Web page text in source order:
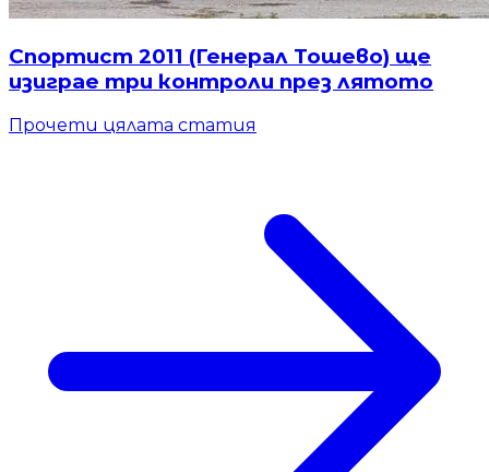
Спортист 2011 (Генерал Тошево) ще
изиграе три контроли през лятото
Прочети цялата статия